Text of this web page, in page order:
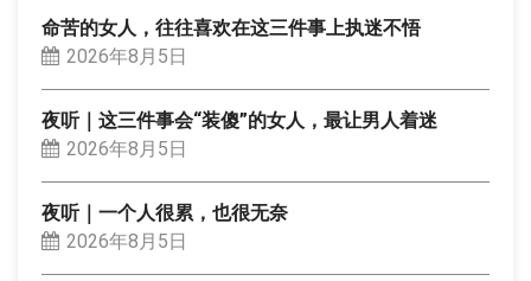
命苦的女人，往往喜欢在这三件事上执迷不悟
2026年8月5日
夜听｜这三件事会“装傻”的女人，最让男人着迷
2026年8月5日
夜听｜一个人很累，也很无奈
2026年8月5日